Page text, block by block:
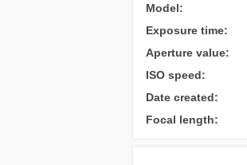
Model:
Exposure time:
Aperture value:
ISO speed:
Date created:
Focal length: